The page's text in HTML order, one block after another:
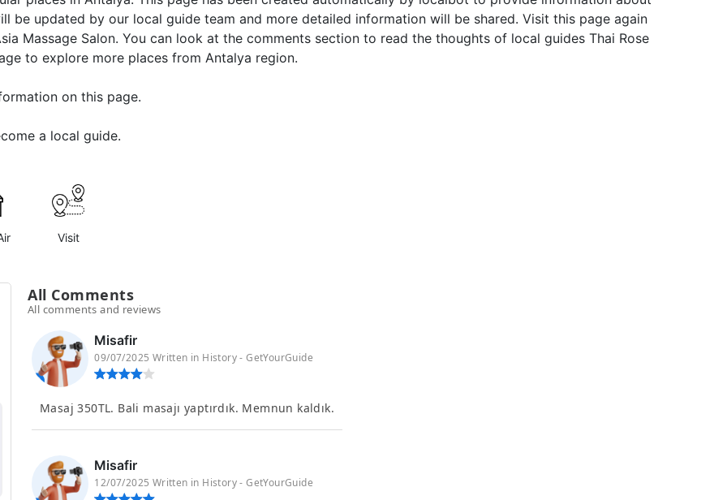
be updated by our local guide team and more detailed information will be shared. Visit this page again
Massage Salon. You can look at the comments section to read the thoughts of local guides Thai Rose
to explore more places from Antalya region.
on this page.
a local guide.
Visit
All Comments
All comments and reviews
Misafir
09/07/2025 Written in History - GetYourGuide
Masaj 350TL. Bali masajı yaptırdık. Memnun kaldık.
Misafir
12/07/2025 Written in History - GetYourGuide